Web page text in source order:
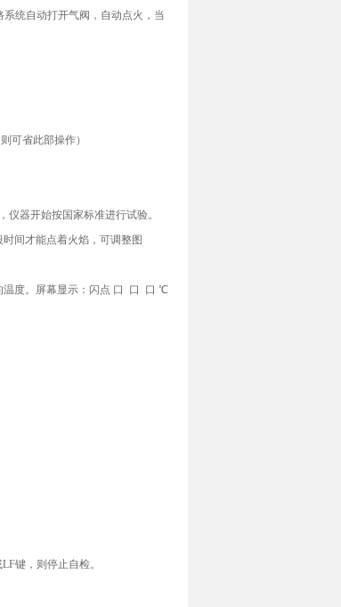
统自动打开气阀，自动点火，当
可省此部操作）
器开始按国家标准进行试验。
间才能点着火焰，可调整图
温度。屏幕显示：闪点 口 口 口 ℃
键，则停止自检。